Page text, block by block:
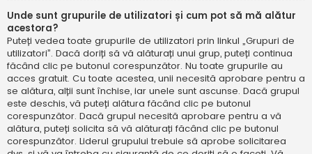
Unde sunt grupurile de utilizatori și cum pot să mă alătur
acestora?
Puteți vedea toate grupurile de utilizatori prin linkul „Grupuri de
utilizatori”. Dacă doriți să vă alăturați unui grup, puteți continua
făcând clic pe butonul corespunzător. Nu toate grupurile au
acces gratuit. Cu toate acestea, unii necesită aprobare pentru a
se alătura, alții sunt închise, iar unele sunt ascunse. Dacă grupul
este deschis, vă puteți alătura făcând clic pe butonul
corespunzător. Dacă grupul necesită aprobare pentru a vă
alătura, puteți solicita să vă alăturați făcând clic pe butonul
corespunzător. Liderul grupului trebuie să aprobe solicitarea